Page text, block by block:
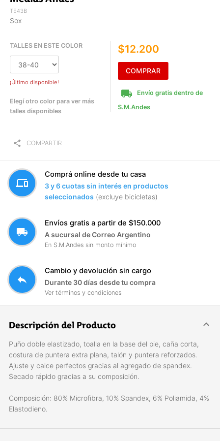
TE43B
Sox
TALLES EN ESTE COLOR
¡Último disponible!
Elegí otro color para ver más
talles disponibles
$12.200
COMPRAR
local_shipping
Envío gratis dentro de
S.M.Andes
share COMPARTIR
devices
Comprá online desde tu casa
3 y 6 cuotas sin interés en productos
seleccionados (excluye bicicletas)
local_shipping
Envíos gratis a partir de $150.000
A sucursal de Correo Argentino
En S.M.Andes sin monto mínimo
reply
Cambio y devolución sin cargo
Durante 30 días desde tu compra
Ver términos y condiciones
Descripción del Producto
Puño doble elastizado, toalla en la base del pie, caña corta,
costura de puntera extra plana, talón y puntera reforzados.
Ajuste y calce perfectos gracias al agregado de spandex.
Secado rápido gracias a su composición.
Composición: 80% Microfibra, 10% Spandex, 6% Poliamida, 4%
Elastodieno.